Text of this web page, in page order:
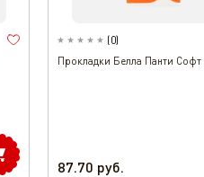
(0)
Прокладки Белла Панти Софт
87.70 руб.